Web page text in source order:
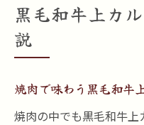
黒毛和牛上カ
説
焼肉で味わう黒毛和牛
焼肉の中でも黒毛和牛